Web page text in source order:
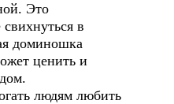
Это
в
доминошка
ценить и
людям любить